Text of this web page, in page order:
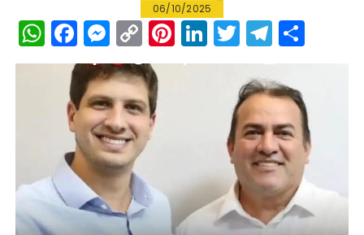
06/10/2025
W
h
ts
p
p
F
a
c
e
b
o
o
k
M
e
s
s
e
n
g
er
C
o
p
y
Li
n
k
Pi
n
Li
n
dI
T
w
it
te
r
T
el
e
g
r
a
m
re